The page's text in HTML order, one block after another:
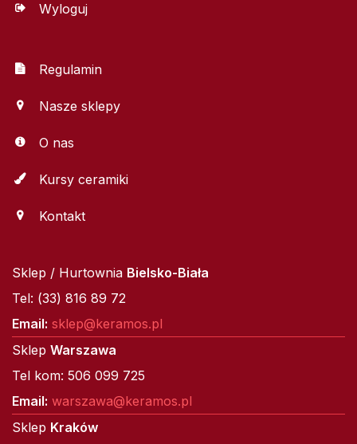
Wyloguj
Regulamin
Nasze sklepy
O nas
Kursy ceramiki
Kontakt
Sklep / Hurtownia Bielsko-Biała
Tel: (33) 816 89 72
Email: sklep@keramos.pl
Sklep Warszawa
Tel kom: 506 099 725
Email: warszawa@keramos.pl
Sklep Kraków